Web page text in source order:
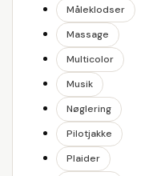
Måleklodser
Massage
Multicolor
Musik
Nøglering
Pilotjakke
Plaider